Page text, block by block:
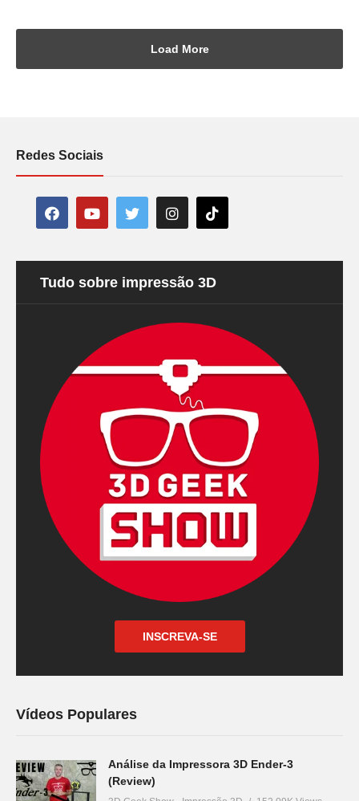
Load More
Redes Sociais
Tudo sobre impressão 3D
INSCREVA-SE
Vídeos Populares
Análise da Impressora 3D Ender-3
(Review)